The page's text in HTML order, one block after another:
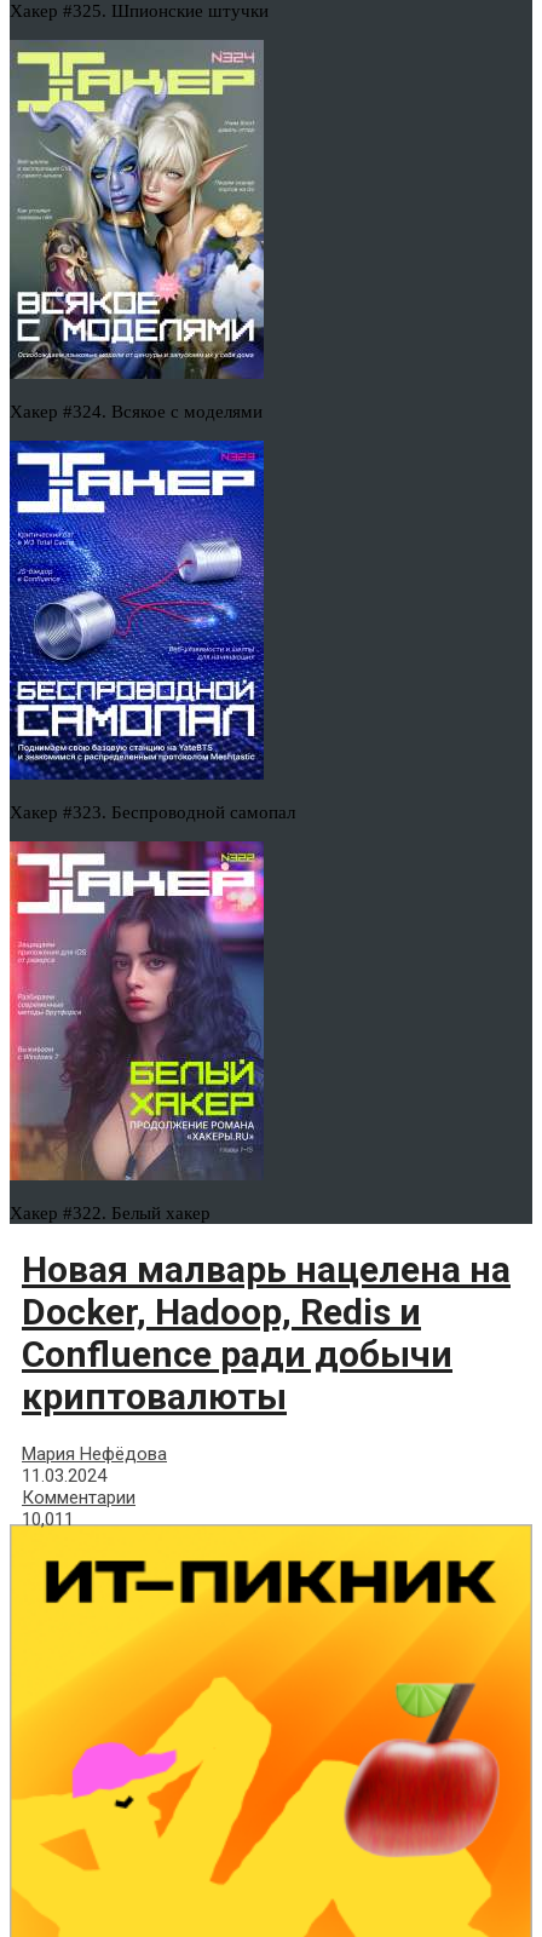
Хакер #325. Шпионские штучки
Хакер #324. Всякое с моделями
Хакер #323. Беспроводной самопал
Хакер #322. Белый хакер
Новая малварь нацелена на
Docker, Hadoop, Redis и
Confluence ради добычи
криптовалюты
Мария Нефёдова
11.03.2024
Комментарии
10,011